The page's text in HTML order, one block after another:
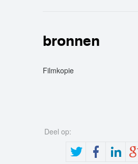
bronnen
Filmkopie
Deel op: